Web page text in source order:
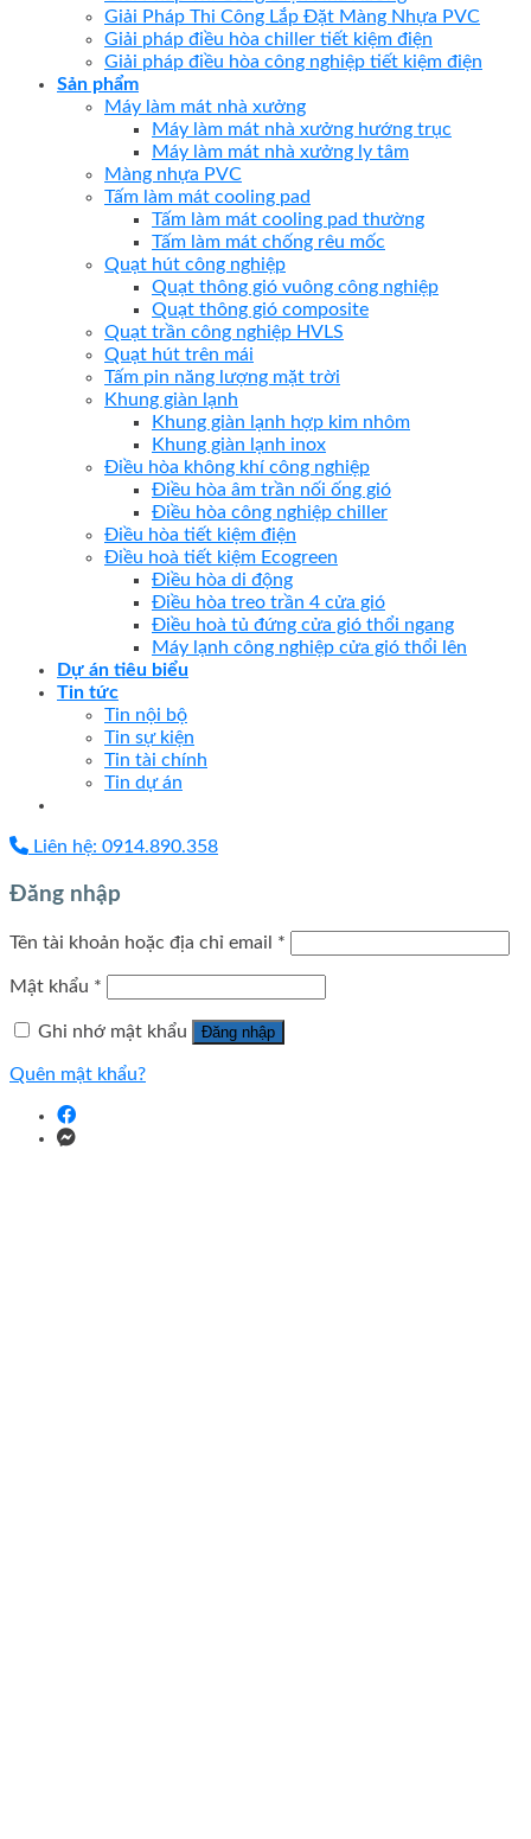
Giải Pháp Thi Công Lắp Đặt Màng Nhựa PVC
Giải pháp điều hòa chiller tiết kiệm điện
Giải pháp điều hòa công nghiệp tiết kiệm điện
Sản phẩm
Máy làm mát nhà xưởng
Máy làm mát nhà xưởng hướng trục
Máy làm mát nhà xưởng ly tâm
Màng nhựa PVC
Tấm làm mát cooling pad
Tấm làm mát cooling pad thường
Tấm làm mát chống rêu mốc
Quạt hút công nghiệp
Quạt thông gió vuông công nghiệp
Quạt thông gió composite
Quạt trần công nghiệp HVLS
Quạt hút trên mái
Tấm pin năng lượng mặt trời
Khung giàn lạnh
Khung giàn lạnh hợp kim nhôm
Khung giàn lạnh inox
Điều hòa không khí công nghiệp
Điều hòa âm trần nối ống gió
Điều hòa công nghiệp chiller
Điều hòa tiết kiệm điện
Điều hoà tiết kiệm Ecogreen
Điều hòa di động
Điều hòa treo trần 4 cửa gió
Điều hoà tủ đứng cửa gió thổi ngang
Máy lạnh công nghiệp cửa gió thổi lên
Dự án tiêu biểu
Tin tức
Tin nội bộ
Tin sự kiện
Tin tài chính
Tin dự án
Liên hệ: 0914.890.358
Đăng nhập
Tên tài khoản hoặc địa chỉ email *
Mật khẩu *
Ghi nhớ mật khẩu Đăng nhập
Quên mật khẩu?